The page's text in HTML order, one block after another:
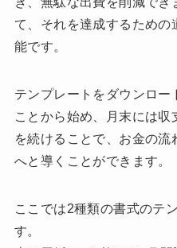
て、それを達成するため
能です。
テンプレートをダウンロー
ことから始め、月末には
を続けることで、お金の
へと導くことができます。
ここでは2種類の書式のテ
す。